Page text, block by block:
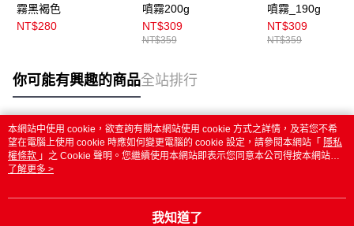
霧黑褐色
NT$280
噴霧200g
NT$309
NT$359
噴霧_190g
NT$309
NT$359
你可能有興趣的商品全站排行
熱門標籤
本網站中使用 cookie，欲查詢有關本網站使用 cookie 方式之詳情，及若您不希
望在電腦上使用 cookie 時應如何變更電腦的 cookie 設定，請參閱本網站「 隱私
權條款 」之 Cookie 聲明。您繼續使用本網站即表示您同意本公司得按本網站使
用條款之 Cookie 聲明使用 cookie。
了解更多 >
我知道了